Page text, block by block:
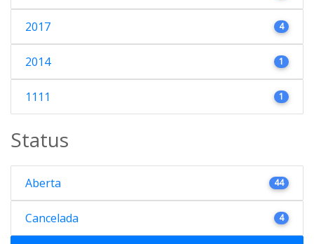
2017 4
2014 1
1111 1
Status
Aberta 44
Cancelada 4